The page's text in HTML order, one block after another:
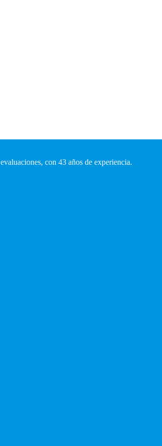
con 43 años de experiencia.